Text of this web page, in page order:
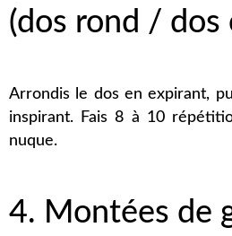
(dos rond / dos
Arrondis le dos en expirant,
inspirant. Fais 8 à 10
nuque.
4. Montées de